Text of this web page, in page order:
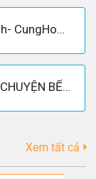
Cảm nhận bài thơ Sang Thu Hữu Thỉnh- CungHocVui
ĐÓNG VAI NGƯỜI CHÁU KỂ LẠI CÂU CHUYỆN BẾP LỬA
Xem tất cả